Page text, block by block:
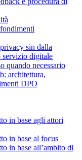
sin dalla
servizio digitale
quando necessario
architettura,
DPO
in base agli attori
in base al focus
in base all’ambito di